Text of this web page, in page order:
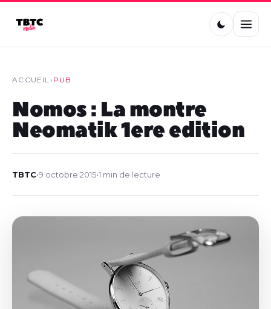
ACCUEIL› PUB
Nomos : La montre
Neomatik 1ere edition
TBTC•9 octobre 2015•1 min de lecture